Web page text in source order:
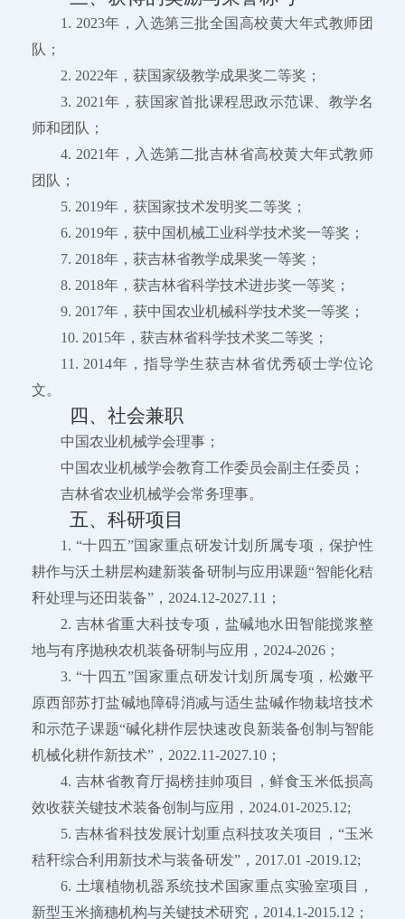
1. 2023年，入选第三批全国高校黄大年式教师团
队；
2. 2022年，获国家级教学成果奖二等奖；
3. 2021年，获国家首批课程思政示范课、教学名
师和团队；
4. 2021年，入选第二批吉林省高校黄大年式教师
团队；
5. 2019年，获国家技术发明奖二等奖；
6. 2019年，获中国机械工业科学技术奖一等奖；
7. 2018年，获吉林省教学成果奖一等奖；
8. 2018年，获吉林省科学技术进步奖一等奖；
9. 2017年，获中国农业机械科学技术奖一等奖；
10. 2015年，获吉林省科学技术奖二等奖；
11. 2014年，指导学生获吉林省优秀硕士学位论
文。
四、社会兼职
中国农业机械学会理事；
中国农业机械学会教育工作委员会副主任委员；
吉林省农业机械学会常务理事。
五、科研项目
1. “十四五”国家重点研发计划所属专项，保护性
耕作与沃土耕层构建新装备研制与应用课题“智能化秸
秆处理与还田装备”，2024.12-2027.11；
2. 吉林省重大科技专项，盐碱地水田智能搅浆整
地与有序抛秧农机装备研制与应用，2024-2026；
3. “十四五”国家重点研发计划所属专项，松嫩平
原西部苏打盐碱地障碍消减与适生盐碱作物栽培技术
和示范子课题“碱化耕作层快速改良新装备创制与智能
机械化耕作新技术”，2022.11-2027.10；
4. 吉林省教育厅揭榜挂帅项目，鲜食玉米低损高
效收获关键技术装备创制与应用，2024.01-2025.12;
5. 吉林省科技发展计划重点科技攻关项目，“玉米
秸秆综合利用新技术与装备研发”，2017.01 -2019.12;
6. 土壤植物机器系统技术国家重点实验室项目，
新型玉米摘穗机构与关键技术研究，2014.1-2015.12；